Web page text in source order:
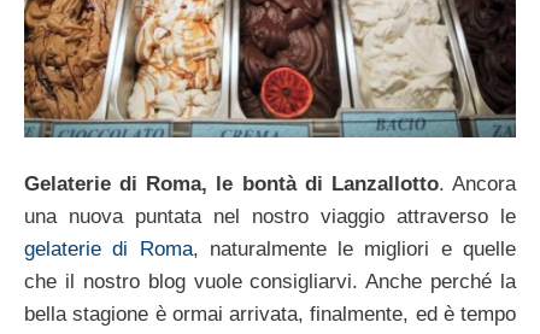
Gelaterie di Roma, le bontà di Lanzallotto. Ancora
una nuova puntata nel nostro viaggio attraverso le
gelaterie di Roma, naturalmente le migliori e quelle
che il nostro blog vuole consigliarvi. Anche perché la
bella stagione è ormai arrivata, finalmente, ed è tempo